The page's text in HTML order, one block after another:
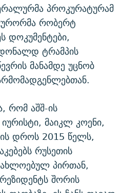
პროკურატურამ
რობერტ
დოკუმენტები,
ტრამპის
მანამდე უცნობ
რომ აშშ-ის
მაიკლ კოენი,
დროს 2015 წელს,
რუსეთის
პირთან,
შორის